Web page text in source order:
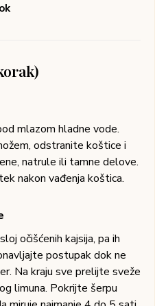
mlazom hladne vode.
odstranite koštice i
natrule ili tamne delove.
nakon vađenja koštica.
očišćenih kajsija, pa ih
postupak dok ne
Na kraju sve prelijte sveže
limuna. Pokrijte šerpu